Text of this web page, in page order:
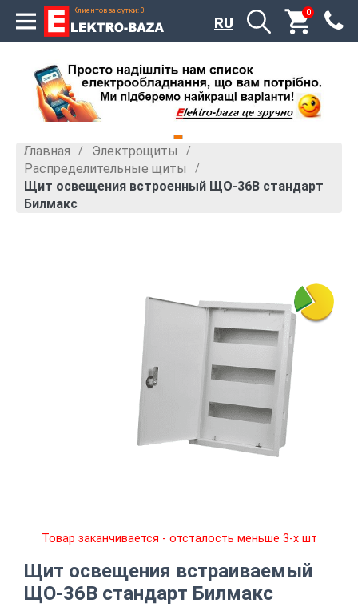
Клиентов за сутки: 0 0
RU
Главная » Электрощиты »
Распределительные щиты »
Щит освещения встроенный ЩО-36В стандарт
Билмакс
Товар заканчивается - отсталость меньше 3-х шт
Щит освещения встраиваемый
ЩО-36В стандарт Билмакс